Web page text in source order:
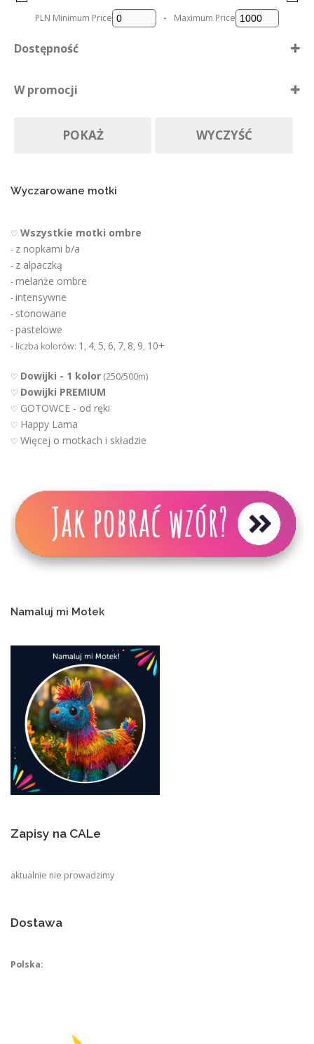
e
t
PLN Minimum Price - Maximum Price
Dostępność
Nie ma póki co
W promocji
POKAŻ WYCZYŚĆ
Wyczarowane motki
♡ Wszystkie motki ombre
- z nopkami b/a
- z alpaczką
-melanże ombre
-intensywne
- stonowane
-pastelowe
- liczba kolorów: 1 , 4, 5, 6, 7, 8, 9, 10+
♡ Dowijki - 1 kolor (250/500m)
♡ Dowijki PREMIUM
♡ GOTOWCE - od ręki
♡ Happy Lama
♡ Więcej o motkach i składzie
Namaluj mi Motek
Zapisy na CALe
aktualnie nie prowadzimy
Dostawa
Polska: